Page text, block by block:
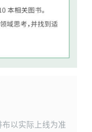
以实际上线为准